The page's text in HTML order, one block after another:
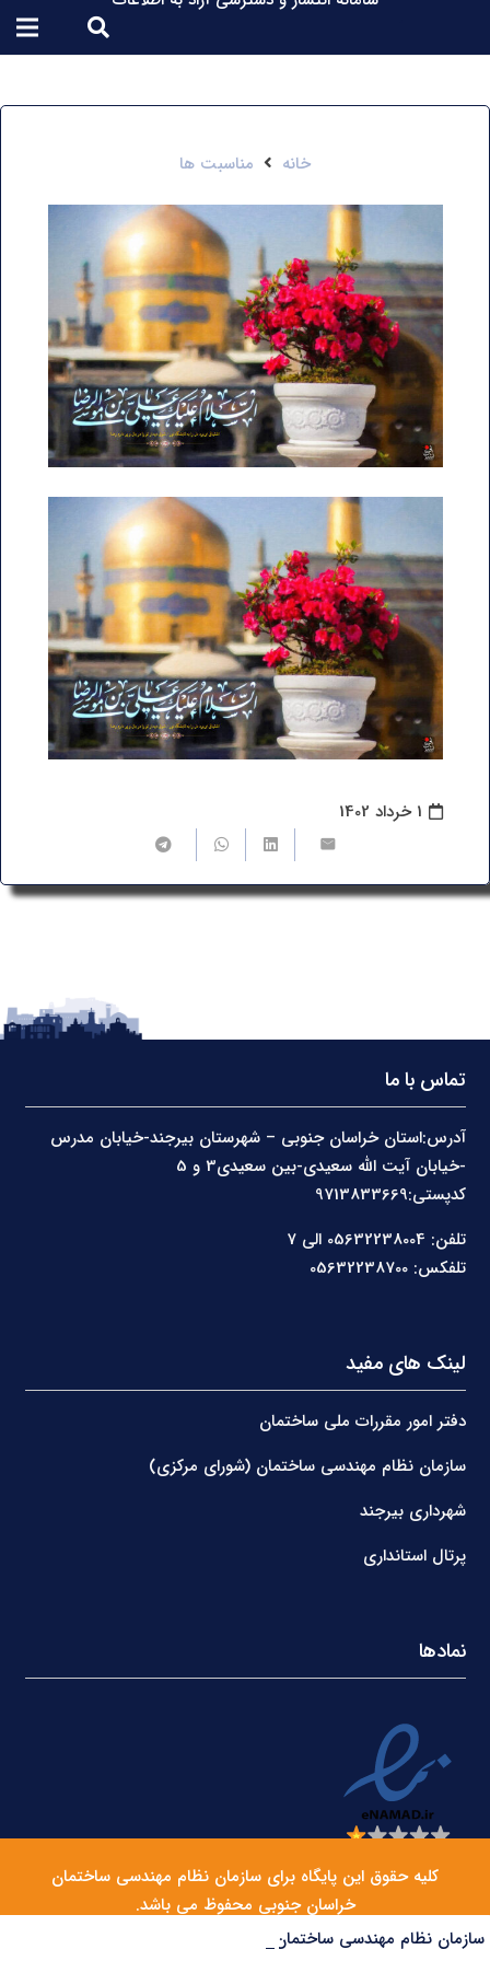
خانه مناسبت ها
1 خرداد 1402
تماس با ما
آدرس:استان خراسان جنوبی – شهرستان بیرجند-خیابان مدرس
کدپستی:9713833669
تلفن: 05632238004 الی 7
تلفکس: 05632238700
لینک های مفید
دفتر امور مقررات ملی ساختمان
سازمان نظام مهندسی ساختمان (شورای مرکزی)
شهرداری بیرجند
پرتال استانداری
نمادها
کلیه حقوق این پایگاه برای سازمان نظام مهندسی ساختمان
خراسان جنوبی محفوظ می باشد.